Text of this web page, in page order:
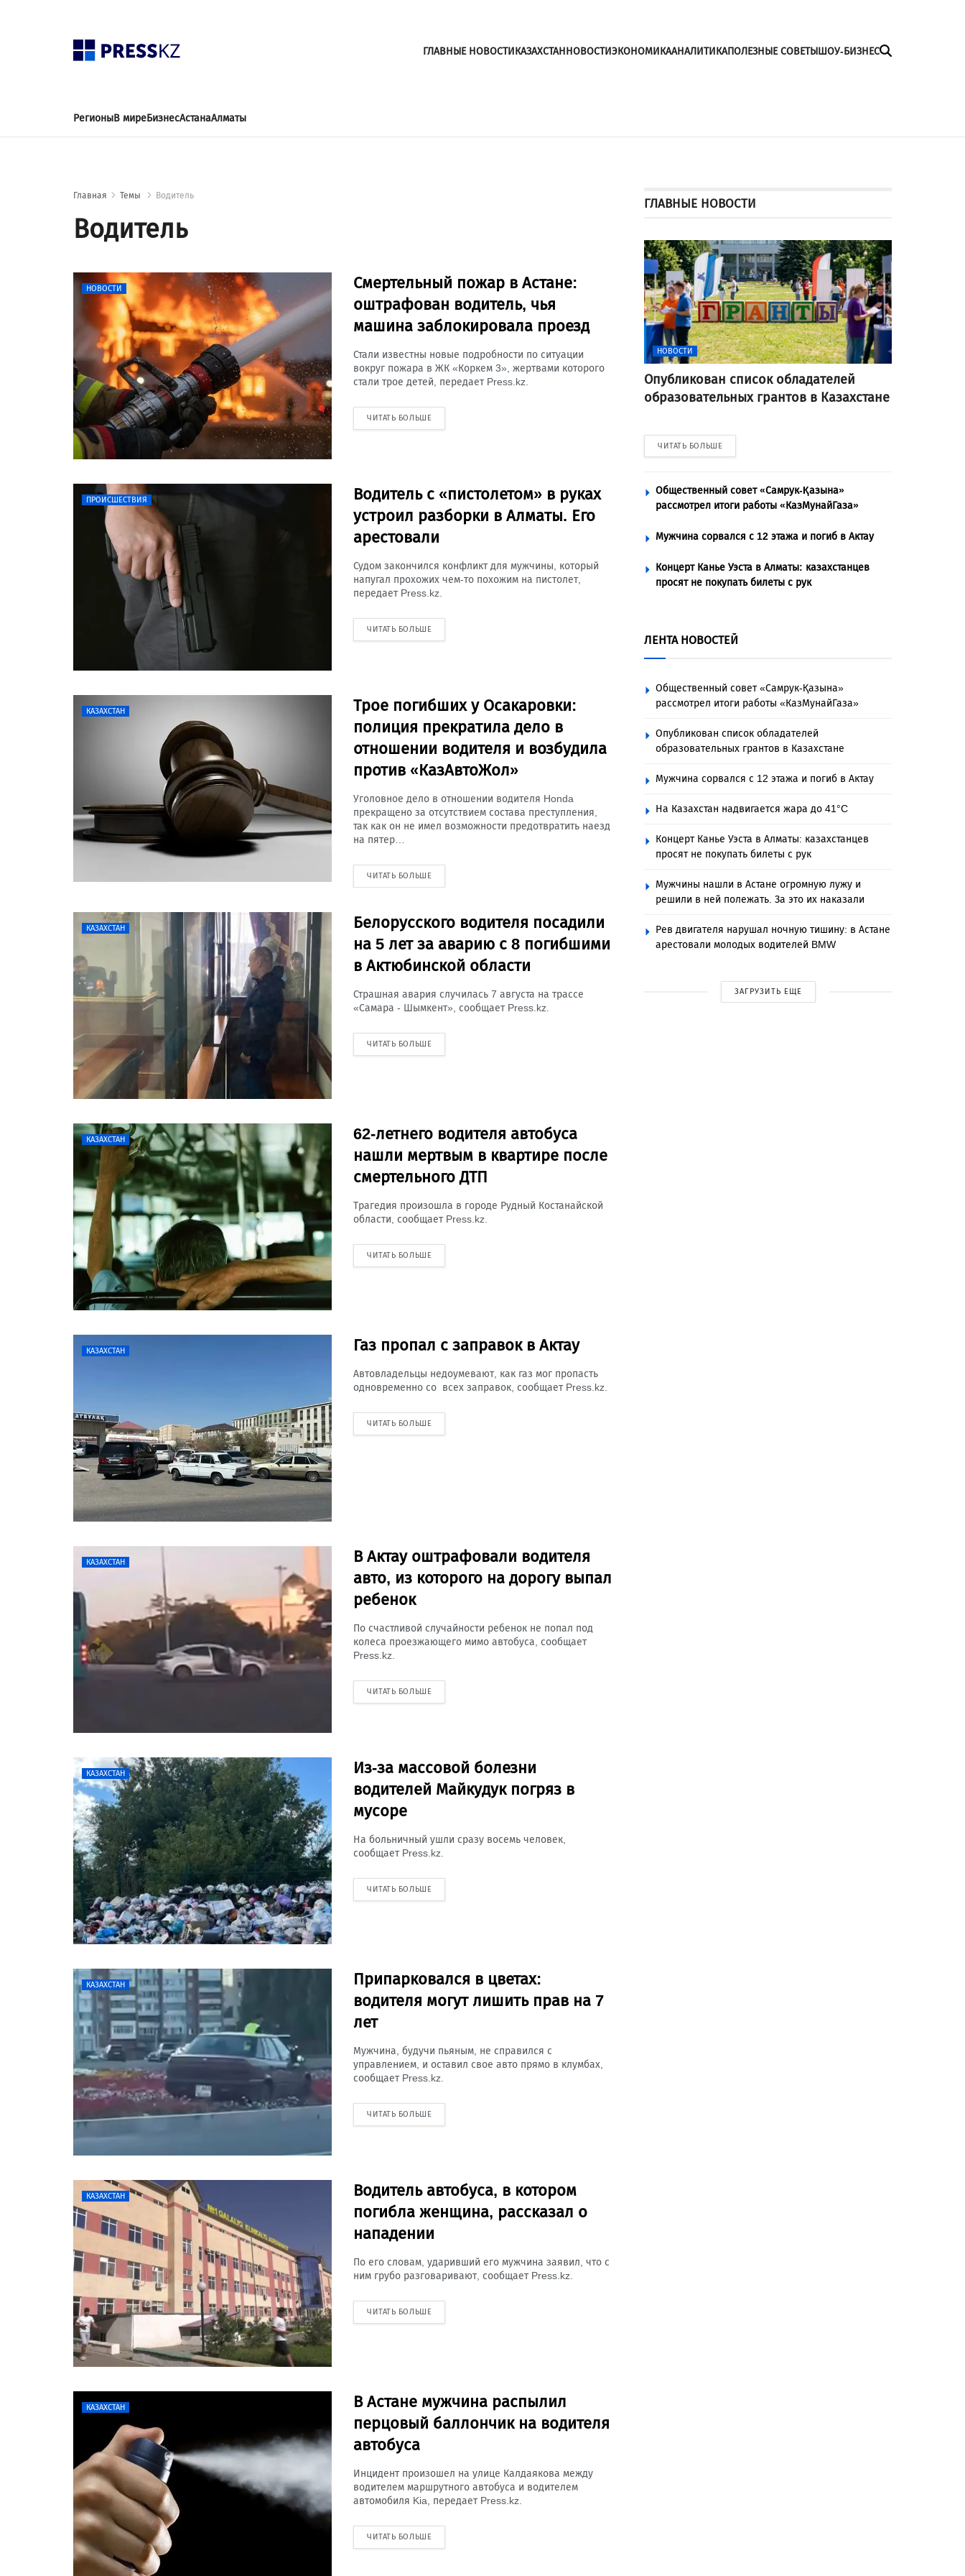
ГЛАВНЫЕ НОВОСТИКАЗАХСТАННОВОСТИЭКОНОМИКААНАЛИТИКАПОЛЕЗНЫЕ СОВЕТЫШОУ-БИЗНЕС
РегионыВ миреБизнесАстанаАлматы
Главная Темы Водитель
Водитель
НОВОСТИ
Смертельный пожар в Астане:
оштрафован водитель, чья
машина заблокировала проезд
Стали известны новые подробности по ситуации
вокруг пожара в ЖК «Коркем 3», жертвами которого
стали трое детей, передает Press.kz.
ЧИТАТЬ БОЛЬШЕ
ПРОИСШЕСТВИЯ
Водитель с «пистолетом» в руках
устроил разборки в Алматы. Его
арестовали
Судом закончился конфликт для мужчины, который
напугал прохожих чем-то похожим на пистолет,
передает Press.kz.
ЧИТАТЬ БОЛЬШЕ
КАЗАХСТАН
Трое погибших у Осакаровки:
полиция прекратила дело в
отношении водителя и возбудила
против «КазАвтоЖол»
Уголовное дело в отношении водителя Honda
прекращено за отсутствием состава преступления,
так как он не имел возможности предотвратить наезд
на пятер…
ЧИТАТЬ БОЛЬШЕ
КАЗАХСТАН
Белорусского водителя посадили
на 5 лет за аварию с 8 погибшими
в Актюбинской области
Страшная авария случилась 7 августа на трассе
«Самара - Шымкент», сообщает Press.kz.
ЧИТАТЬ БОЛЬШЕ
КАЗАХСТАН
62-летнего водителя автобуса
нашли мертвым в квартире после
смертельного ДТП
Трагедия произошла в городе Рудный Костанайской
области, сообщает Press.kz.
ЧИТАТЬ БОЛЬШЕ
КАЗАХСТАН Газ пропал с заправок в Актау
Автовладельцы недоумевают, как газ мог пропасть
одновременно со всех заправок, сообщает Press.kz.
ЧИТАТЬ БОЛЬШЕ
КАЗАХСТАН
В Актау оштрафовали водителя
авто, из которого на дорогу выпал
ребенок
По счастливой случайности ребенок не попал под
колеса проезжающего мимо автобуса, сообщает
Press.kz.
ЧИТАТЬ БОЛЬШЕ
КАЗАХСТАН
Из-за массовой болезни
водителей Майкудук погряз в
мусоре
На больничный ушли сразу восемь человек,
сообщает Press.kz.
ЧИТАТЬ БОЛЬШЕ
КАЗАХСТАН
Припарковался в цветах:
водителя могут лишить прав на 7
лет
Мужчина, будучи пьяным, не справился с
управлением, и оставил свое авто прямо в клумбах,
сообщает Press.kz.
ЧИТАТЬ БОЛЬШЕ
КАЗАХСТАН
Водитель автобуса, в котором
погибла женщина, рассказал о
нападении
По его словам, ударивший его мужчина заявил, что с
ним грубо разговаривают, сообщает Press.kz.
ЧИТАТЬ БОЛЬШЕ
КАЗАХСТАН
В Астане мужчина распылил
перцовый баллончик на водителя
автобуса
Инцидент произошел на улице Калдаякова между
водителем маршрутного автобуса и водителем
автомобиля Kia, передает Press.kz.
ЧИТАТЬ БОЛЬШЕ
ГЛАВНЫЕ НОВОСТИ
НОВОСТИ
Опубликован список обладателей
образовательных грантов в Казахстане
ЧИТАТЬ БОЛЬШЕ
Общественный совет «Самрук-Қазына»
рассмотрел итоги работы «КазМунайГаза»
Мужчина сорвался с 12 этажа и погиб в Актау
Концерт Канье Уэста в Алматы: казахстанцев
просят не покупать билеты с рук
ЛЕНТА НОВОСТЕЙ
Общественный совет «Самрук-Қазына»
рассмотрел итоги работы «КазМунайГаза»
Опубликован список обладателей
образовательных грантов в Казахстане
Мужчина сорвался с 12 этажа и погиб в Актау
На Казахстан надвигается жара до 41°C
Концерт Канье Уэста в Алматы: казахстанцев
просят не покупать билеты с рук
Мужчины нашли в Астане огромную лужу и
решили в ней полежать. За это их наказали
Рев двигателя нарушал ночную тишину: в Астане
арестовали молодых водителей BMW
ЗАГРУЗИТЬ ЕЩЕ